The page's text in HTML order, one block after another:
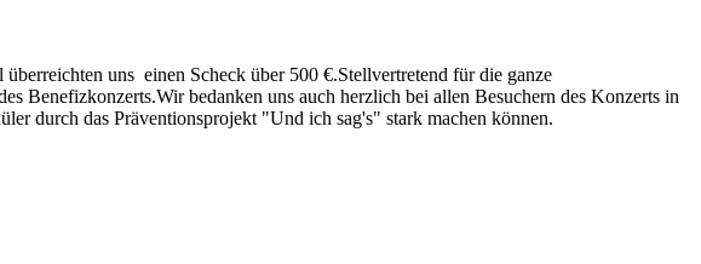
uns einen Scheck über 500 €.Stellvertretend für die ganze
Benefizkonzerts.Wir bedanken uns auch herzlich bei allen Besuchern des Konzerts in
durch das Präventionsprojekt "Und ich sag's" stark machen können.